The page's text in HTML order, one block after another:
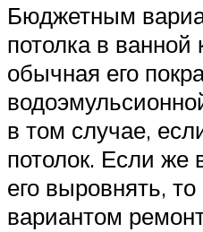
Бюджетным
потолка в ванной
обычная его
в том случае,
потолок. Если же
его выровнять,
вариантом